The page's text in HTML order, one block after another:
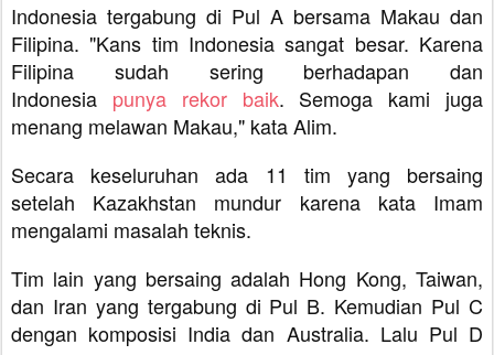
Indonesia tergabung di Pul A bersama Makau dan
Filipina. "Kans tim Indonesia sangat besar. Karena
Filipina sudah sering berhadapan dan
Indonesia punya rekor baik. Semoga kami juga
menang melawan Makau," kata Alim.
Secara keseluruhan ada 11 tim yang bersaing
setelah Kazakhstan mundur karena kata Imam
mengalami masalah teknis.
Tim lain yang bersaing adalah Hong Kong, Taiwan,
dan Iran yang tergabung di Pul B. Kemudian Pul C
dengan komposisi India dan Australia. Lalu Pul D